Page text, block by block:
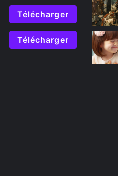
Télécharger
Télécharger